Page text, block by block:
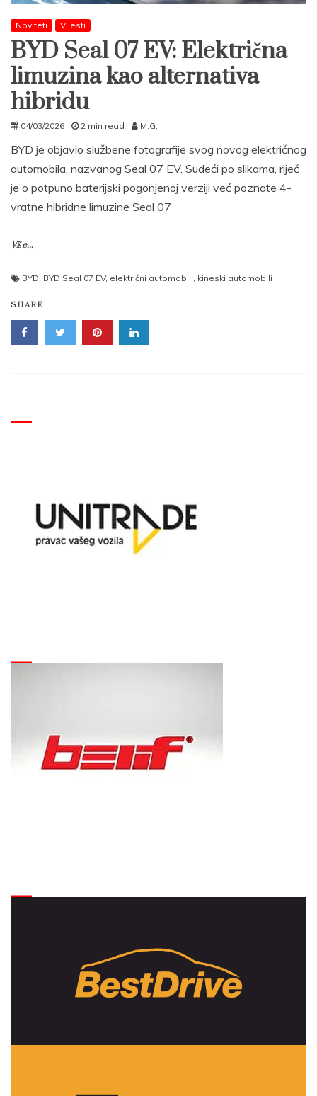
Noviteti Vijesti
BYD Seal 07 EV: Električna
limuzina kao alternativa
hibridu
04/03/2026 2 min read M.G.
BYD je objavio službene fotografije svog novog električnog
automobila, nazvanog Seal 07 EV. Sudeći po slikama, riječ
je o potpuno baterijski pogonjenoj verziji već poznate 4-
vratne hibridne limuzine Seal 07
Više...
BYD, BYD Seal 07 EV, električni automobili, kineski automobili
SHARE